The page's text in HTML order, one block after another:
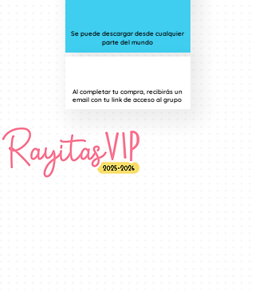
Se puede descargar desde cualquier
parte del mundo
Al completar tu compra, recibirás un
email con tu link de acceso al grupo